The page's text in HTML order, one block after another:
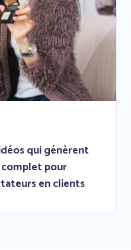
qui génèrent
pour
en clients